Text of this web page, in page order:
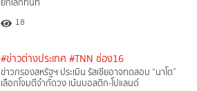
18
#ข่าวต่างประเทศ #TNN ช่อง16
ข่าวกรองสหรัฐฯ ประเมิน รัสเซียอาจทดสอบ “นาโต”
เลือกโจมตีจำกัดวง เน้นบอลติก-โปแลนด์